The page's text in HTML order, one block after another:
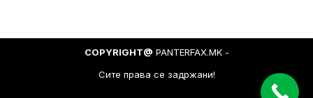
COPYRIGHT@ PANTERFAX.MK -
Сите права се задржани!